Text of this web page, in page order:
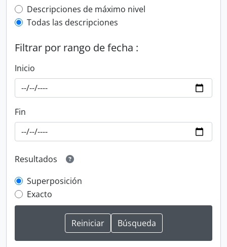
Top-level description filter
Descripciones de máximo nivel
Todas las descripciones
Filtrar por rango de fecha :
Inicio
Fin
Resultados
Superposición
Exacto